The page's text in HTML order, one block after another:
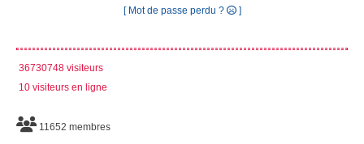
[ Mot de passe perdu ? ]
36730748 visiteurs
10 visiteurs en ligne
11652 membres